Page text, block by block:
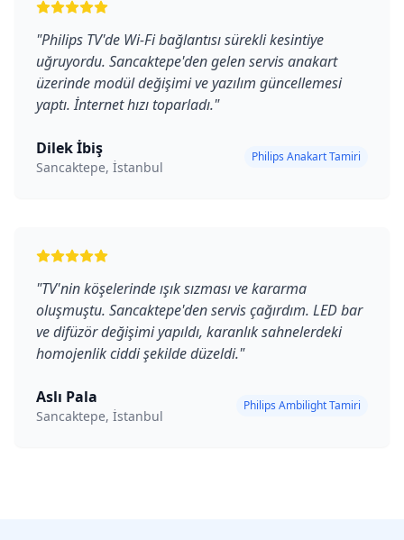
"Philips TV'de Wi-Fi bağlantısı sürekli kesintiye
uğruyordu. Sancaktepe'den gelen servis anakart
üzerinde modül değişimi ve yazılım güncellemesi
yaptı. İnternet hızı toparladı."
Dilek İbiş
Sancaktepe, İstanbul
Philips Anakart Tamiri
"TV'nin köşelerinde ışık sızması ve kararma
oluşmuştu. Sancaktepe'den servis çağırdım. LED bar
ve difüzör değişimi yapıldı, karanlık sahnelerdeki
homojenlik ciddi şekilde düzeldi."
Aslı Pala
Sancaktepe, İstanbul
Philips Ambilight Tamiri